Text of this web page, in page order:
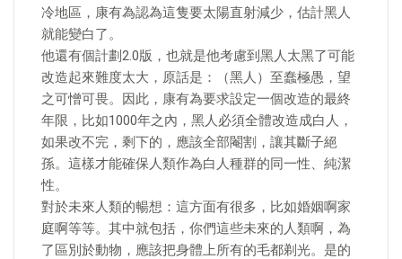
冷地區，康有為認為這隻要太陽直射減少，估計黑人
就能變白了。
他還有個計劃2.0版，也就是他考慮到黑人太黑了可能
改造起來難度太大，原話是：（黑人）至蠢極愚，望
之可憎可畏。因此，康有為要求設定一個改造的最終
年限，比如1000年之內，黑人必須全體改造成白人，
如果改不完，剩下的，應該全部閹割，讓其斷子絕
孫。這樣才能確保人類作為白人種群的同一性、純潔
性。
對於未來人類的暢想：這方面有很多，比如婚姻啊家
庭啊等等。其中就包括，你們這些未來的人類啊，為
了區別於動物，應該把身體上所有的毛都剃光。是的